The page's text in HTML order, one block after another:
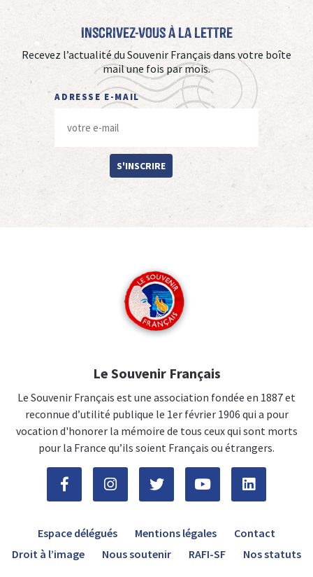
Inscrivez-vous à La Lettre
Recevez l’actualité du Souvenir Français dans votre boîte
mail une fois par mois.
ADRESSE E-MAIL
S'INSCRIRE
Le Souvenir Français
Le Souvenir Français est une association fondée en 1887 et
reconnue d’utilité publique le 1er février 1906 qui a pour
vocation d'honorer la mémoire de tous ceux qui sont morts
pour la France qu’ils soient Français ou étrangers.
Espace délégués Mentions légales
Contact
Droit à l’image
Nous soutenir RAFI-SF Nos statuts